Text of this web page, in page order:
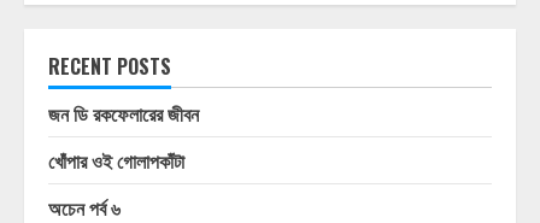
RECENT POSTS
জন ডি রকফেলারের জীবন
খোঁপার ওই গোলাপকাঁটা
অচেন পর্ব ৬